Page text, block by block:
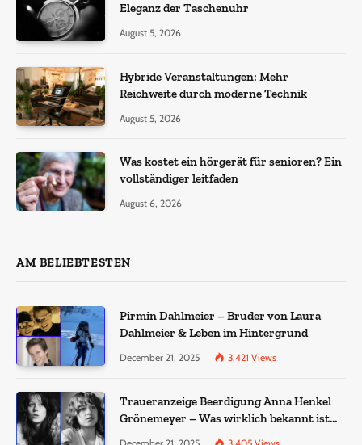
Eleganz der Taschenuhr
August 5, 2026
Hybride Veranstaltungen: Mehr
Reichweite durch moderne Technik
August 5, 2026
Was kostet ein hörgerät für senioren? Ein
vollständiger leitfaden
August 6, 2026
AM BELIEBTESTEN
Pirmin Dahlmeier – Bruder von Laura
Dahlmeier & Leben im Hintergrund
December 21, 2025 3,421 Views
Traueranzeige Beerdigung Anna Henkel
Grönemeyer – Was wirklich bekannt ist
und was nicht bestätigt wurde